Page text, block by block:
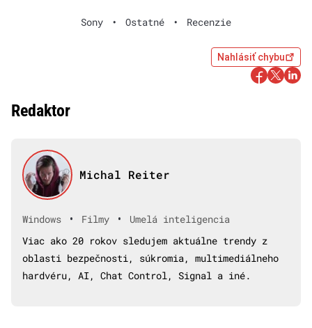
Sony • Ostatné • Recenzie
Nahlásiť chybu
Redaktor
Michal Reiter
Windows • Filmy •
Umelá inteligencia
Viac ako 20 rokov sledujem aktuálne trendy z
oblasti bezpečnosti, súkromia, multimediálneho
hardvéru, AI, Chat Control, Signal a iné.